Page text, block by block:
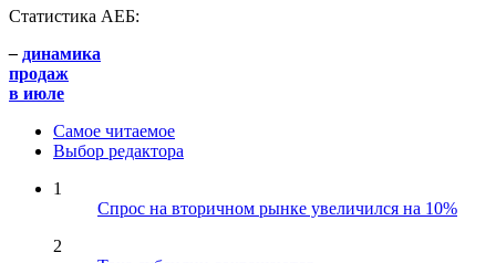
Статистика АЕБ:
– динамика
продаж
в июле
Самое читаемое
Выбор редактора
1
Спрос на вторичном рынке увеличился на 10%
2